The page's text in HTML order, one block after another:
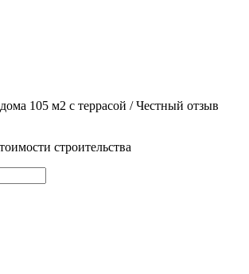
105 м2 с террасой / Честный отзыв
строительства